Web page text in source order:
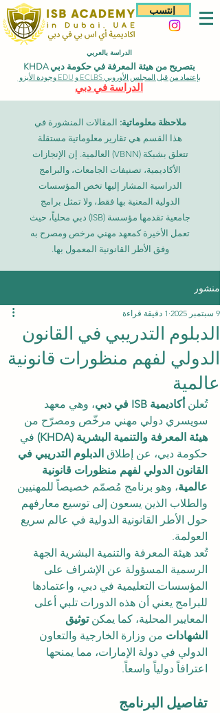
إنتسب
الدراسة بالعربي
بتصريح من هيئة المعرفة في حكومة دبي KHDA
بإعتماد من قبل المجلس الأوروبي ECLBS و EDU وجودة الأيزو
الدراسة في دبي
ملاحظة معلوماتية: المقالات المنشورة في
هذا القسم هي تقارير معلوماتية مستقلة
تتعلق بشبكة (VBNN) العالمية. إن الإنجازات
الأكاديمية، تصنيفات الجامعات، والبرامج
الدراسية المشار إليها تخص المؤسسات
الدولية المعنية بها فقط، ولا تمثل برامج
جامعية تقدمها مؤسسة (ISB) دبي محلياً، حيث
تعمل الأخيرة كمعهد مهني مرخص ومصرح به
وفق الأطر القانونية المعمول بها.
منشور
الدبلوم التدريبي في القانون
الدولي لفهم منظورات قانونية
عالمية
9 سبتمبر 2025 1 دقيقة قراءة
تُعلن أكاديمية ISB في دبي
، وهي معهد
سويسري دولي مهني مرخّص ومصرّح من
هيئة المعرفة والتنمية البشرية (KHDA)
في
حكومة دبي، عن إطلاق الدبلوم التدريبي في
القانون الدولي لفهم منظورات قانونية
عالمية، وهو برنامج مُصمّم خصيصاً للمهنيين
والطلاب الذين يسعون إلى توسيع معارفهم
حول الأطر القانونية الدولية في عالم سريع
العولمة.
تُعد هيئة المعرفة والتنمية البشرية الجهة
الرسمية المسؤولة عن الإشراف على
المؤسسات التعليمية في دبي، واعتمادها
للبرامج يعني أن هذه الدورات تلبي أعلى
المعايير المحلية، كما يمكن توثيق
الشهادات من وزارة الخارجية والتعاون
الدولي في دولة الإمارات، مما يمنحها
اعترافاً دولياً واسعاً.
تفاصيل البرنامج